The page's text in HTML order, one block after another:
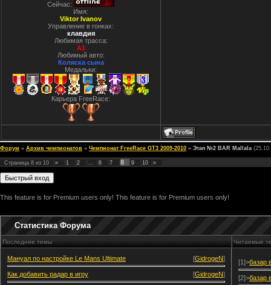
Сейчас:
Имя:
Viktor Ivanov
Управление в гонках:
клавдия
Любимая трасса:
A1
Любимый авто:
Коляска сына
Медальки:
Карьера FreeRace:
Форум » Архив чемпионатов » Чемпионат FreeRace GT3 2009-2010 » Этап №2 BAR Mallala
Страница 8 из 10 « 1 2 … 6 7 8 9 10 »
This feature is for Premium users only! This feature is for Premium users only!
Статистика Форума
Последние темы Читаемые
Мануал по настройке Le Mans Ultimate [GidrogeN]
Как добавить радар в игру [GidrogeN]
[1]>базар
[2]>базар